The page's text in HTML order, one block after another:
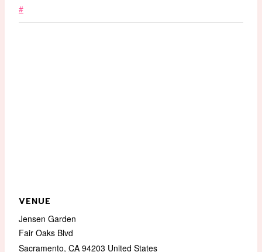
#
VENUE
Jensen Garden
Fair Oaks Blvd
Sacramento, CA 94203 United States